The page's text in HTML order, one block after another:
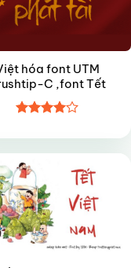
hóa font UTM
C ,font Tết
xếp hạng
45 sao